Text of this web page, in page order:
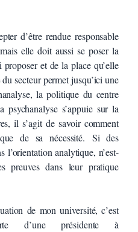
d’être rendue responsable
elle doit aussi se poser la
et de la place qu’elle
secteur permet jusqu’ici une
la politique du centre
psychanalyse s’appuie sur la
il s’agit de savoir comment
de sa nécessité. Si des
l’orientation analytique, n’est-
preuves dans leur pratique
de mon université, c’est
d’une présidente à